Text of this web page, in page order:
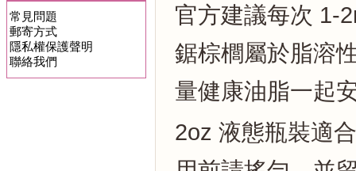
常見問題
郵寄方式
隱私權保護聲明
聯絡我們
官方建議每次 1-
鋸棕櫚屬於脂溶
量健康油脂一起
2oz 液態瓶裝適